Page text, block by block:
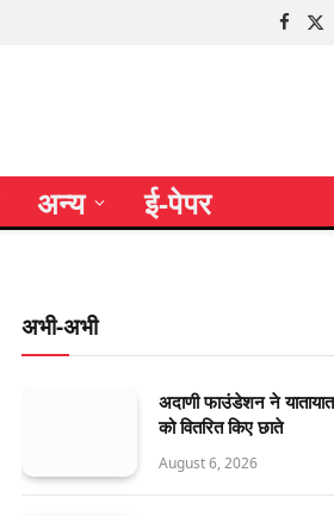
X
अन्य ई-पेपर
अभी-अभी
अदाणी फाउंडेशन ने यातायात
को वितरित किए छाते
August 6, 2026